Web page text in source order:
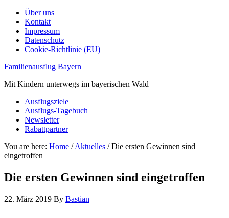
Über uns
Kontakt
Impressum
Datenschutz
Cookie-Richtlinie (EU)
Familienausflug Bayern
Mit Kindern unterwegs im bayerischen Wald
Ausflugsziele
Ausflugs-Tagebuch
Newsletter
Rabattpartner
You are here: Home / Aktuelles /Die ersten Gewinnen sind
eingetroffen
Die ersten Gewinnen sind eingetroffen
22. März 2019 By Bastian